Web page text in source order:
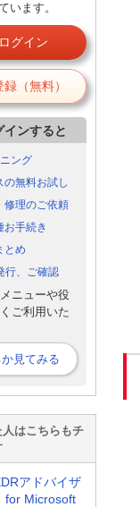
います。
グイン
（無料）
インすると
ング
の無料お試し
修理のご依頼
お手続き
とめ
行、ご確認
ニューや役
ご利用いた
見てみる
はこちらもチ
アドバイザ
for Microsoft